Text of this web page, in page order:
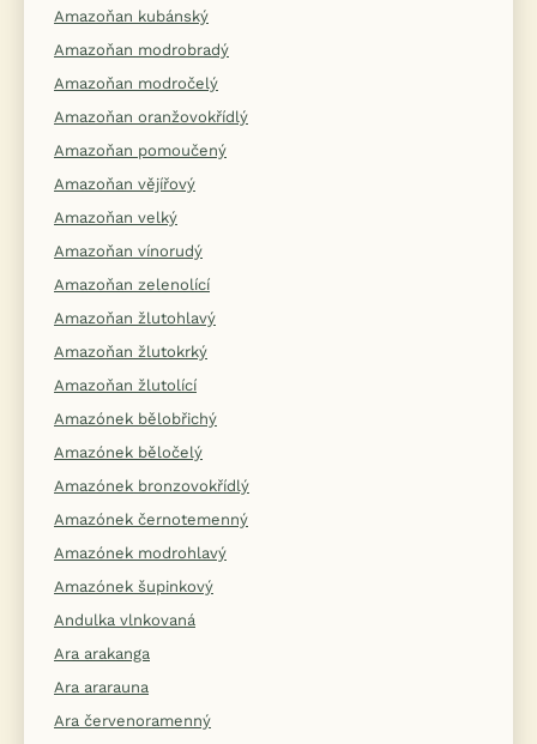
Amazoňan kubánský
Amazoňan modrobradý
Amazoňan modročelý
Amazoňan oranžovokřídlý
Amazoňan pomoučený
Amazoňan vějířový
Amazoňan velký
Amazoňan vínorudý
Amazoňan zelenolící
Amazoňan žlutohlavý
Amazoňan žlutokrký
Amazoňan žlutolící
Amazónek bělobřichý
Amazónek běločelý
Amazónek bronzovokřídlý
Amazónek černotemenný
Amazónek modrohlavý
Amazónek šupinkový
Andulka vlnkovaná
Ara arakanga
Ara ararauna
Ara červenoramenný